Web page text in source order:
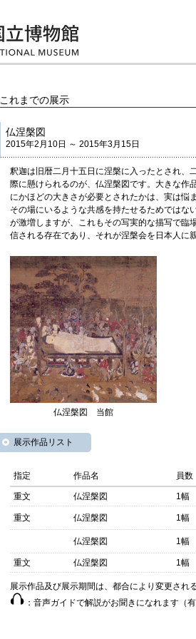
これまでの展示
仏涅槃図
2015年2月10日 ～ 2015年3月15日
釈迦は旧暦二月十五日に涅槃に入ったとされ、
際に懸けられるのが、仏涅槃図です。大きな作
にかほどの大きさが必要とされたかは、実は悩
その場にいるような共感を持たせるためではな
が激増しますが、これもその写実的な描写で臨
信される存在であり、それが涅槃会を日本人に
仏涅槃図 当館
展示作品リスト
指定 作品名 員数
重文 仏涅槃図 1幅
重文 仏涅槃図 1幅
仏涅槃図 1幅
重文
仏涅槃図 1幅
展示作品及び展示期間は、都合により変更され
：音声ガイドで解説がお聞きになれます（